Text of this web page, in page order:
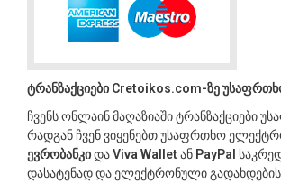
ტრანზაქციები Cretoikos.com-ზე
ჩვენს ონლაინ მაღაზიაში ტრანზაქციები
რადგან ჩვენ ვიყენებთ უსაფრთხო
ევრობანკიდაViva Wallet ან PayPal
დასატენად და ელექტრონული